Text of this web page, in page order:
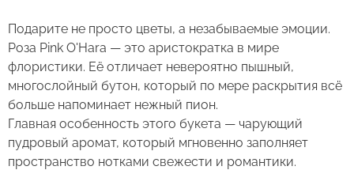
Подарите не просто цветы, а незабываемые эмоции.
Роза Pink O'Hara — это аристократка в мире
флористики. Её отличает невероятно пышный,
многослойный бутон, который по мере раскрытия всё
больше напоминает нежный пион.
Главная особенность этого букета — чарующий
пудровый аромат, который мгновенно заполняет
пространство нотками свежести и романтики.
Оставьте свой отзыв
Сервис:
1. Переносите букеты в транспортировочной
бумаге.
2. Минимизируйте нахождение цветов
в холодное время года на улице.
3. Если Вы перевозите букет, убедитесь, что